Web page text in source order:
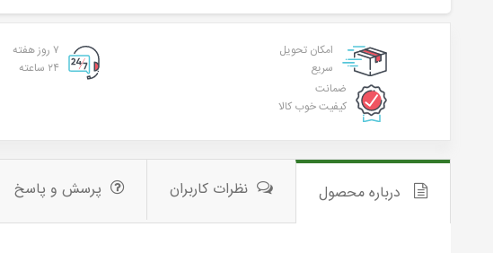
امکان تحویل
سریع
۷ روز هفته
۲۴ ساعته
ضمانت
کیفیت خوب کالا
درباره محصول نظرات کاربران پرسش و پاسخ